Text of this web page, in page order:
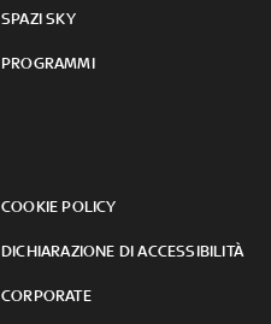
SPAZI SKY
PROGRAMMI
COOKIE POLICY
DICHIARAZIONE DI ACCESSIBILITÀ
CORPORATE